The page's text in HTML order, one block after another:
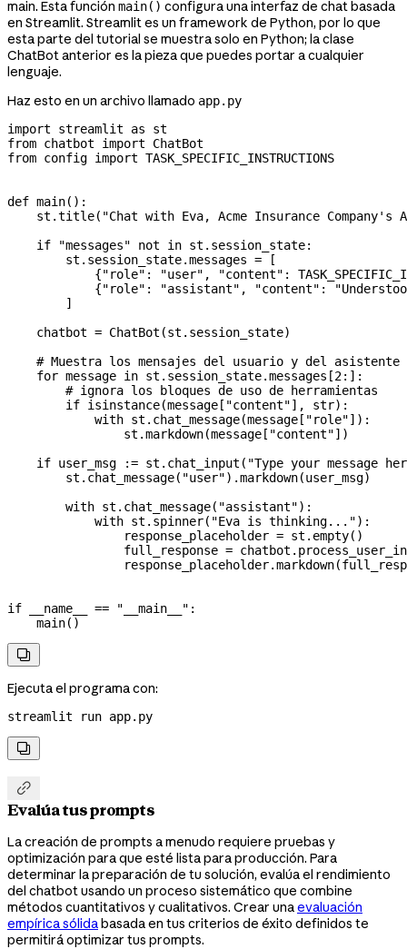
main. Esta función main() configura una interfaz de chat basada
en Streamlit. Streamlit es un framework de Python, por lo que
esta parte del tutorial se muestra solo en Python; la clase
ChatBot anterior es la pieza que puedes portar a cualquier
lenguaje.
Haz esto en un archivo llamado app.py
import streamlit as st
from chatbot import ChatBot
from config import TASK_SPECIFIC_INSTRUCTIONS
def main():
    st.title(
"Chat with Eva, Acme Insurance Company's
    if
"messages" not in st.session_state:
        st.session_state.messages
= [
            {
"role" : "user" , "content" :
            {
"role" : "assistant" , "content" :
        ]
    chatbot
= ChatBot(st.session_state)
# Muestra los mensajes del usuario y del asistente
    for
message in st.session_state.messages[2:]:
        # ignora los bloques de uso de herramientas
        if
isinstance(message[ "content"], str):
            with
st.chat_message(message[ "role"]):
                st.markdown(message[
"content"])
    if
user_msg := st.chat_input( "Type your message
        st.chat_message(
"user").markdown(user_msg)
        with
st.chat_message( "assistant"):
            with
st.spinner( "Eva is thinking..."):
                response_placeholder
= st.empty()
                full_response
=
if __name__ == "__main__" :
    main()

Ejecuta el programa con:
streamlit run app.py


Evalúa tus prompts
La creación de prompts a menudo requiere pruebas y
optimización para que esté lista para producción. Para
determinar la preparación de tu solución, evalúa el rendimiento
del chatbot usando un proceso sistemático que combine
métodos cuantitativos y cualitativos. Crear unaevaluación
empírica sólidabasada en tus criterios de éxito definidos te
permitirá optimizar tus prompts.